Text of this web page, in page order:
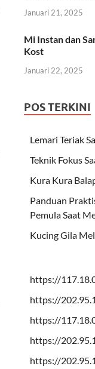
Januari 21, 2025
Mi Instan dan
Kost
Januari 22, 2025
POS TERKINI
Lemari Teriak
Teknik Fokus
Kura Kura
Panduan
Pemula Saat
Kucing Gila
https://
https://
https://
https://
https://